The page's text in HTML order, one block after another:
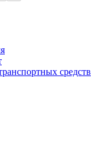
средств